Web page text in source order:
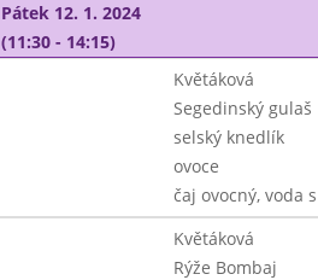
Pátek 12. 1. 2024
(11:30 - 14:15)
Květáková
Segedinský gulaš
selský knedlík
ovoce
čaj ovocný, voda
Květáková
Rýže Bombaj